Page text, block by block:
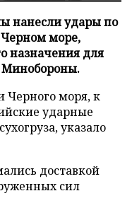
нанесли удары по
Черном море,
назначения для
Минобороны.
Черного моря, к
ударные
указало
доставкой
сил